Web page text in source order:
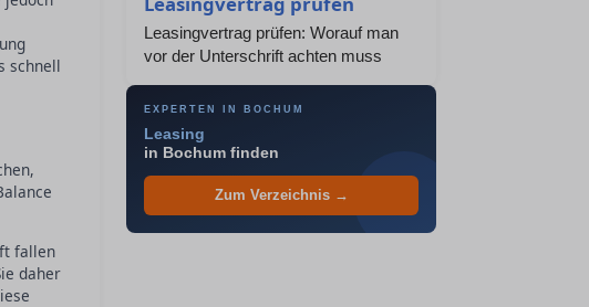
schnell
fallen
daher
Leasingvertrag prüfen: Worauf man
vor der Unterschrift achten muss
EXPERTEN IN BOCHUM
Leasing
in Bochum finden
Zum Verzeichnis →